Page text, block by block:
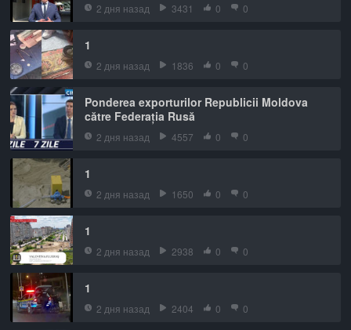
2 дня назад 3431 0 0
1
2 дня назад 1836 0 0
Ponderea exporturilor Republicii Moldova
către Federația Rusă
2 дня назад 4557 0 0
1
2 дня назад 1650 0 0
1
2 дня назад 2938 0 0
1
2 дня назад 2404 0 0